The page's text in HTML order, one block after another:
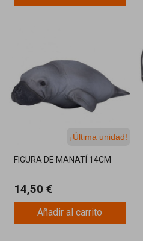
¡Última unidad!
FIGURA DE MANATÍ 14CM
14,50 €
Añadir al carrito